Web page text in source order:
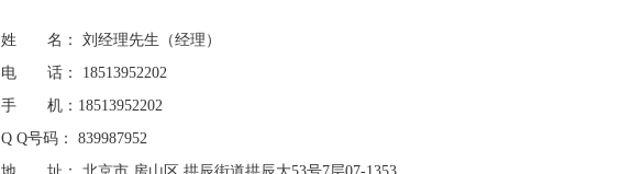
姓 名： 刘经理先生 （经理）
电 话： 18513952202
手 机：18513952202
Q Q号码： 839987952